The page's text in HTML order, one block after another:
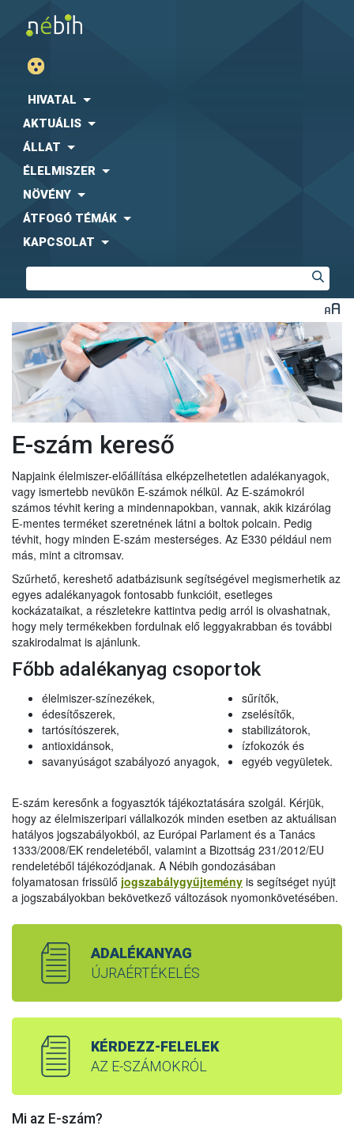
HIVATAL
AKTUÁLIS
ÁLLAT
ÉLELMISZER
NÖVÉNY
ÁTFOGÓ TÉMÁK
KAPCSOLAT
E-szám kereső
Napjaink élelmiszer-előállítása elképzelhetetlen adalékanyagok,
vagy ismertebb nevükön E-számok nélkül. Az E-számokról
számos tévhit kering a mindennapokban, vannak, akik kizárólag
E-mentes terméket szeretnének látni a boltok polcain. Pedig
tévhit, hogy minden E-szám mesterséges. Az E330 például nem
más, mint a citromsav.
Szűrhető, kereshető adatbázisunk segítségével megismerhetik az
egyes adalékanyagok fontosabb funkcióit, esetleges
kockázataikat, a részletekre kattintva pedig arról is olvashatnak,
hogy mely termékekben fordulnak elő leggyakrabban és további
szakirodalmat is ajánlunk.
Főbb adalékanyag csoportok
élelmiszer-színezékek,
édesítőszerek,
tartósítószerek,
antioxidánsok,
savanyúságot szabályozó anyagok,
sűrítők,
zselésítők,
stabilizátorok,
ízfokozók és
egyéb vegyületek.
E-szám keresőnk a fogyasztók tájékoztatására szolgál. Kérjük,
hogy az élelmiszeripari vállalkozók minden esetben az aktuálisan
hatályos jogszabályokból, az Európai Parlament és a Tanács
1333/2008/EK rendeletéből, valamint a Bizottság 231/2012/EU
rendeletéből tájékozódjanak. A Nébih gondozásában
folyamatosan frissülő jogszabálygyűjtemény is segítséget nyújt
a jogszabályokban bekövetkező változások nyomonkövetésében.
ADALÉKANYAG
ÚJRAÉRTÉKELÉS
KÉRDEZZ-FELELEK
AZ E-SZÁMOKRÓL
Mi az E-szám?